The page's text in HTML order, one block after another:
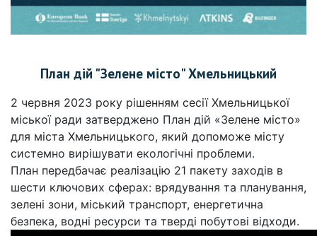
План дій "Зелене місто" Хмельницький
2 червня 2023 року рішенням сесії Хмельницької
міської ради затверджено План дій «Зелене місто»
для міста Хмельницького, який допоможе місту
системно вирішувати екологічні проблеми.
План передбачає реалізацію 21 пакету заходів в
шести ключових сферах: врядування та планування,
зелені зони, міський транспорт, енергетична
безпека, водні ресурси та тверді побутові відходи.